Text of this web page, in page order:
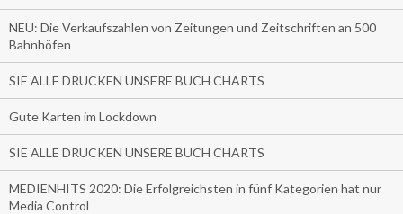
NEU: Die Verkaufszahlen von Zeitungen und Zeitschriften an 500
Bahnhöfen
SIE ALLE DRUCKEN UNSERE BUCH CHARTS
Gute Karten im Lockdown
SIE ALLE DRUCKEN UNSERE BUCH CHARTS
MEDIENHITS 2020: Die Erfolgreichsten in fünf Kategorien hat nur
Media Control